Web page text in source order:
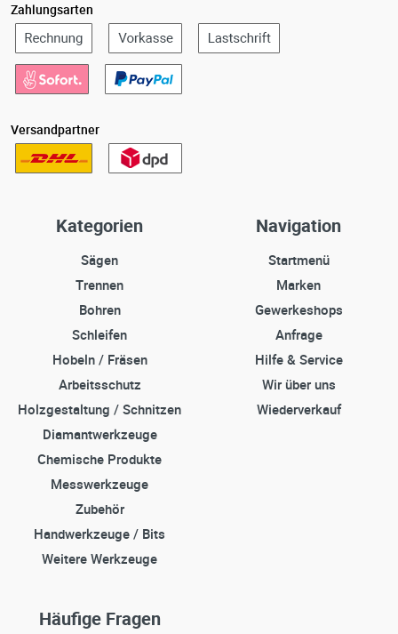
Zahlungsarten
Versandpartner
Kategorien
Sägen
Trennen
Bohren
Schleifen
Hobeln / Fräsen
Arbeitsschutz
Holzgestaltung / Schnitzen
Diamantwerkzeuge
Chemische Produkte
Messwerkzeuge
Zubehör
Handwerkzeuge / Bits
Weitere Werkzeuge
Navigation
Startmenü
Marken
Gewerkeshops
Anfrage
Hilfe & Service
Wir über uns
Wiederverkauf
Häufige Fragen